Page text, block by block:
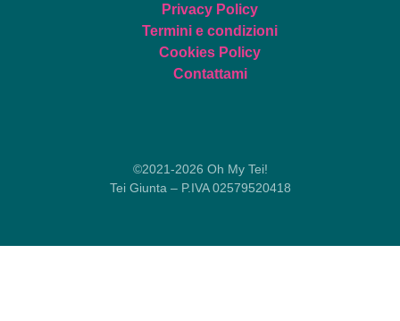
Privacy Policy
Termini e condizioni
Cookies Policy
Contattami
©2021-2026 Oh My Tei!
Tei Giunta – P.IVA 02579520418